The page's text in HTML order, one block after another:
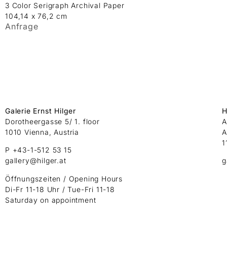
3 Color Serigraph Archival Paper
104,14 x 76,2 cm
Anfrage
Galerie Ernst Hilger
Dorotheergasse 5/ 1. floor
1010 Vienna, Austria
P +43-1-512 53 15
gallery@hilger.at
Öffnungszeiten / Opening Hours
Di-Fr 11-18 Uhr / Tue-Fri 11-18
Saturday on appointment